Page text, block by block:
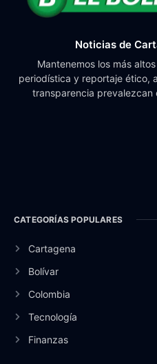
Noticias de
Mantenemos los más
periodística y reportaje ético,
transparencia prevalezcan
CATEGORÍAS POPULARES
Cartagena
Bolívar
Colombia
Tecnología
Finanzas